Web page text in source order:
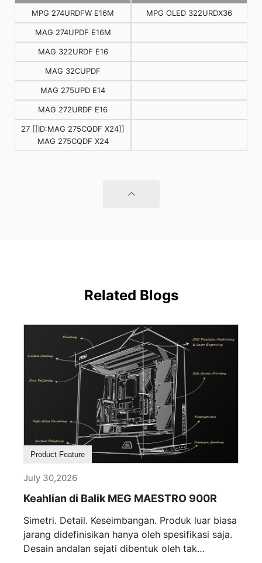
MPG 274URDFW E16M MPG OLED 322URDX36
MAG 274UPDF E16M
MAG 322URDF E16
MAG 32CUPDF
MAG 275UPD E14
MAG 272URDF E16
27 [[ID:MAG 275CQDF X24]]
MAG 275CQDF X24
Related Blogs
Product Feature
July 30,2026
Keahlian di Balik MEG MAESTRO 900R
Simetri. Detail. Keseimbangan. Produk luar biasa
jarang didefinisikan hanya oleh spesifikasi saja.
Desain andalan sejati dibentuk oleh tak